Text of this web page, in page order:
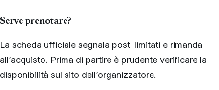
Serve prenotare?
La scheda ufficiale segnala posti limitati e rimanda
all’acquisto. Prima di partire è prudente verificare la
disponibilità sul sito dell’organizzatore.